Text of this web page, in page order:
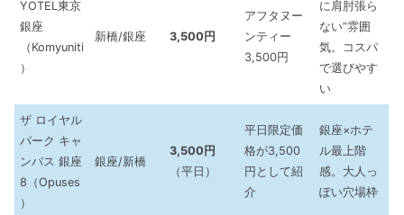
YOTEL東京
銀座
（Komyuniti
）
新橋/銀座 3,500円
アフタヌー
ンティー
3,500円
に肩肘張ら
ない”雰囲
気。コスパ
で選びやす
い
ザ ロイヤル
パーク キャ
ンバス 銀座
8（Opuses
）
銀座/新橋
3,500円
（平日）
平日限定価
格が3,500
円として紹
介
銀座×ホテ
ル最上階
感。大人っ
ぽい穴場枠